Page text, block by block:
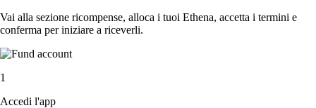
Vai alla sezione ricompense, alloca i tuoi Ethena, accetta i termini e
conferma per iniziare a riceverli.
1
Accedi l'app